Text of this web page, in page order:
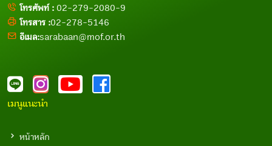
โทรศัพท์ : 02-279-2080-9
โทรสาร :02-278-5146
อีเมล:sarabaan@mof.or.th
เมนูแนะนำ
หน้าหลัก